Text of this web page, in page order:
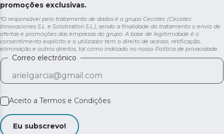
promoções exclusivas.
*O responsável pelo tratamento de dados é o grupo Cecotec (Cecotec
Innovaciones S.L. e Solotriatlon S.L.), sendo a finalidade do tratamento o envio de
ofertas e promoções das empresas do grupo. A base de legitimidade é o
consentimento explícito e o utilizador tem o direito de acesso, retificação,
eliminação e outros direitos, tal como indicado no nosso Política de privacidade
Correo electrónico
Aceito a Termos e Condições
Eu subscrevo!